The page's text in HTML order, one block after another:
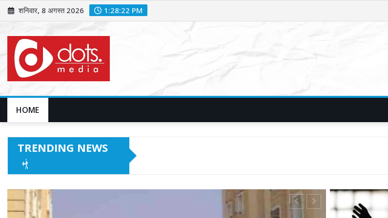
Skip
to
शनिवार, 8 अगस्त 2026 1:28:24 PM
HOME
TRENDING NEWS